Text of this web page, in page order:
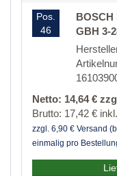
Pos.
46
GBH 3-
Netto: 14,64 €
Brutto: 17,42 €
zzgl. 6,90 € Versand
einmalig pro